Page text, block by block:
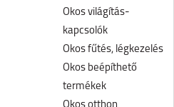
Okos világítás-
kapcsolók
Okos fűtés, légkezelés
Okos beépíthető
termékek